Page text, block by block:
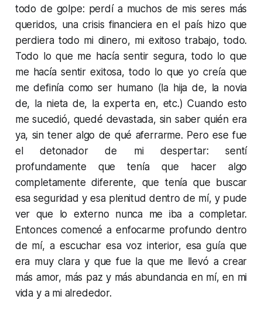
todo de golpe: perdí a muchos de mis seres más
queridos, una crisis financiera en el país hizo que
perdiera todo mi dinero, mi exitoso trabajo, todo.
Todo lo que me hacía sentir segura, todo lo que
me hacía sentir exitosa, todo lo que yo creía que
me definía como ser humano (la hija de, la novia
de, la nieta de, la experta en, etc.) Cuando esto
me sucedió, quedé devastada, sin saber quién era
ya, sin tener algo de qué aferrarme. Pero ese fue
el detonador de mi despertar: sentí
profundamente que tenía que hacer algo
completamente diferente, que tenía que buscar
esa seguridad y esa plenitud dentro de mí, y pude
ver que lo externo nunca me iba a completar.
Entonces comencé a enfocarme profundo dentro
de mí, a escuchar esa voz interior, esa guía que
era muy clara y que fue la que me llevó a crear
más amor, más paz y más abundancia en mí, en mi
vida y a mi alrededor.